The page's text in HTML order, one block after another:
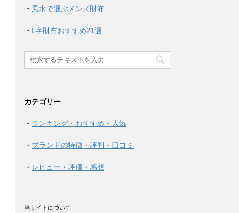
・ 風水で選ぶメンズ財布
・ L字財布おすすめ21選
カテゴリー
・ ランキング・おすすめ・人気
・ ブランドの特徴・評判・口コミ
・ レビュー・評価・感想
当サイトについて